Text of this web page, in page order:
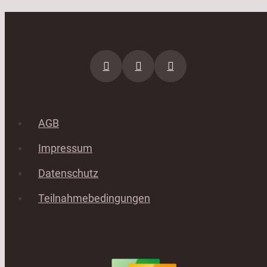
AGB
Impressum
Datenschutz
Teilnahmebedingungen